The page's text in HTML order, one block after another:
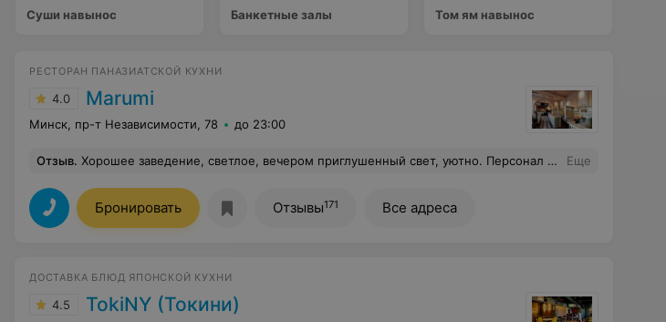
Суши навынос Банкетные залы Том ям навынос
РЕСТОРАН ПАНАЗИАТСКОЙ КУХНИ
4.0 Marumi
Минск, пр-т Независимости, 78 до 23:00
Отзыв. Хорошее заведение, светлое, вечером приглушенный свет, уютно. Персонал внимательный, быстрый, хоть и бывает по выходным долгое время ожидания блюд и лучше бронировать стол по выходным. Роллы большие, в филадельфии рыбы прям вау! Вкусные и не дорогие коктейли. В общем твердая пятерка, рекомендую, будем ходить чаще. Еще
Бронировать Отзывы171 Все адреса
ДОСТАВКА БЛЮД ЯПОНСКОЙ КУХНИ
4.5 TokiNY (Токини)